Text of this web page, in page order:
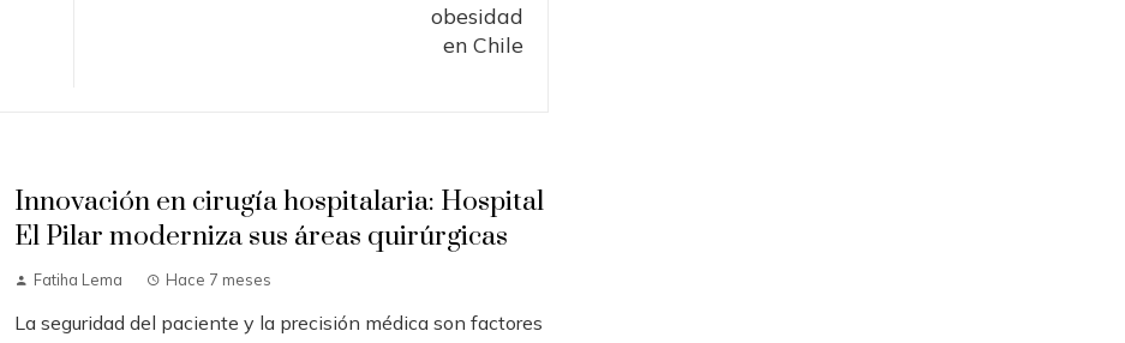
Innovación en cirugía hospitalaria: Hospital
El Pilar moderniza sus áreas quirúrgicas
Fatiha Lema Hace 7 meses
La seguridad del paciente y la precisión médica son factores